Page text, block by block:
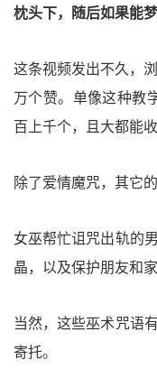
枕头下，随后如果能
这条视频发出不久，
万个赞。单像这种教
百上千个，且大都能
除了爱情魔咒，其它
女巫帮忙诅咒出轨的
晶，以及保护朋友和
当然，这些巫术咒语
寄托。